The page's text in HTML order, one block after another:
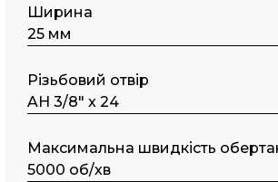
Ширина
25 мм
Різьбовий отвір
AH 3/8" x 24
Максимальна швидкість
5000 об/хв